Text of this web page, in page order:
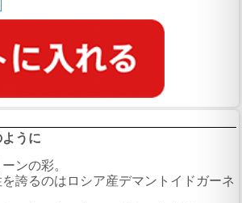
うに
ンの彩。
誇るのはロシア産デマントイドガーネ